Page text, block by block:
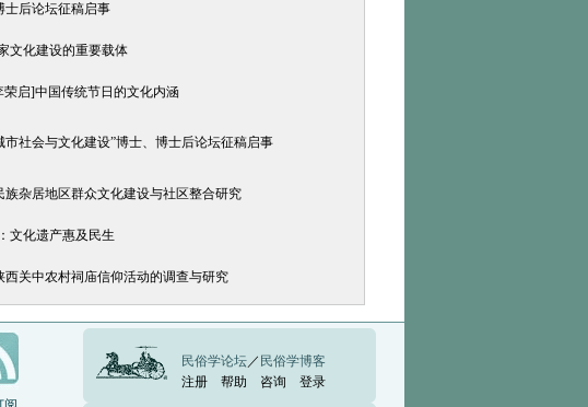
士后论坛征稿启事
文化建设的重要载体
荣启]中国传统节日的文化内涵
市社会与文化建设”博士、博士后论坛征稿启事
族杂居地区群众文化建设与社区整合研究
文化遗产惠及民生
西关中农村祠庙信仰活动的调查与研究
民俗学论坛／ 民俗学博客
注册
帮助 咨询 登录